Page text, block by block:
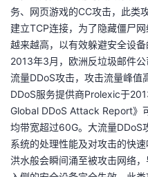
子
直
播
的
活
动
我
的
关
注
我
的
开
发
我
的
Programs
我
的
务、网页游戏的CC攻击，此类
建立TCP连接，为了隐藏僵尸
越来越高，以有效躲避安全设备
2013年3月，欧洲反垃圾邮件
流量DDoS攻击，攻击流量峰
DDoS服务提供商Prolexic于
Global DDoS Attack Report》
均带宽超过60G。大流量DDoS
系统的处理性能及对攻击的快
洪水般会瞬间涌至被攻击网络